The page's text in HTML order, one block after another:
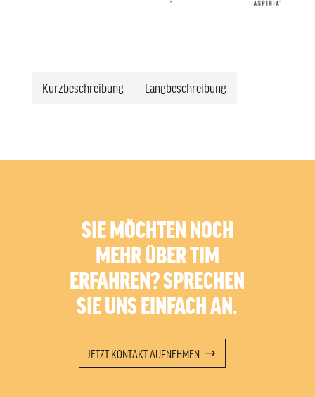
Kurzbeschreibung Langbeschreibung
SIE MÖCHTEN NOCH
MEHR ÜBER TIM
ERFAHREN? SPRECHEN
SIE UNS EINFACH AN.
JETZT KONTAKT AUFNEHMEN